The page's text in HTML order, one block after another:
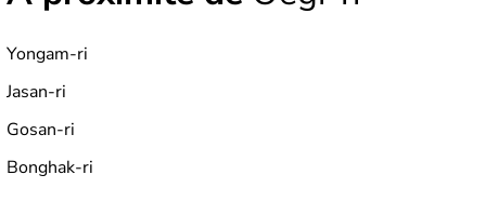
Yongam-ri
Jasan-ri
Gosan-ri
Bonghak-ri